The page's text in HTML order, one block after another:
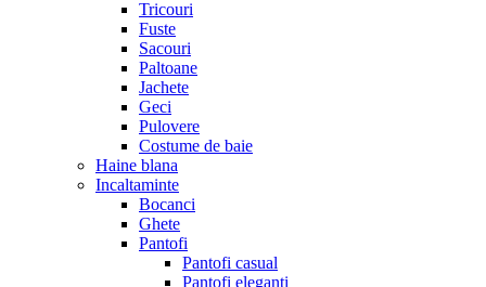
Tricouri
Fuste
Sacouri
Paltoane
Jachete
Geci
Pulovere
Costume de baie
Haine blana
Incaltaminte
Bocanci
Ghete
Pantofi
Pantofi casual
Pantofi eleganti